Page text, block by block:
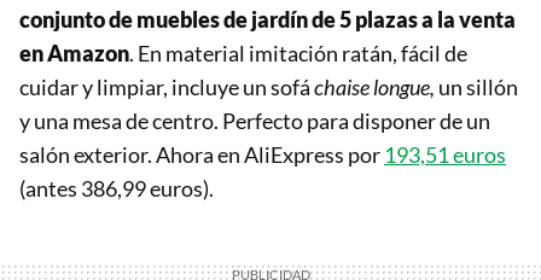
conjunto de muebles de jardín de 5 plazas a la venta
en Amazon. En material imitación ratán, fácil de
cuidar y limpiar, incluye un sofáchaise longue, un sillón
y una mesa de centro. Perfecto para disponer de un
salón exterior. Ahora en AliExpress por 193,51 euros
(antes 386,99 euros).